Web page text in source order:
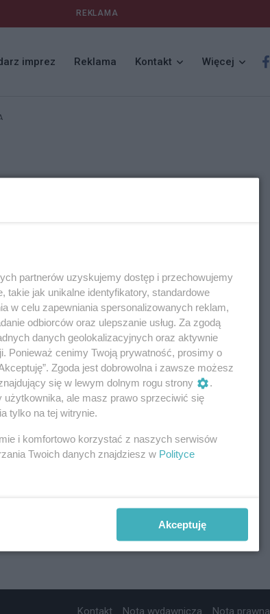
REKLAMA
imprez Reklama Kontakt Więcej
Kontakt Nota wydawnicza Nota prawna
partnerów uzyskujemy dostęp i przechowujemy
takie jak unikalne identyfikatory, standardowe
w celu zapewniania spersonalizowanych reklam,
odbiorców oraz ulepszanie usług. Za zgodą
danych geolokalizacyjnych oraz aktywnie
Ponieważ cenimy Twoją prywatność, prosimy o
Zgoda jest dobrowolna i zawsze możesz
się w lewym dolnym rogu strony
.
użytkownika, ale masz prawo sprzeciwić się
tylko na tej witrynie.
i komfortowo korzystać z naszych serwisów
Twoich danych znajdziesz w Polityce
Akceptuję